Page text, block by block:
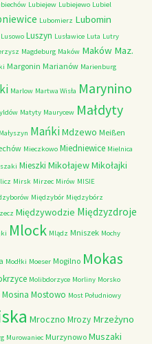
Lubiejew Lubiejewo Lubiel
Lubomierz Lubomin
Lusowo Luszyn Lusławice Luta Lutry
Magdeburg Maków Maków Maz.
Margonin Marianów Marienburg
Marlow Martwa Wisła Marynino
Matyty Maurycew Małdyty
Małyszyn MańkiMdzewo Meißen
Mieczkowo Miedniewice Mielnica
Mieszki MikołajewMikołajki
Mirsk Mirzec Mirów MISIE
Międzybór Międzybórz
Międzywodzie Międzyzdroje
Mlock Mlądz Mniszek Mochy
Modłki Moeser Mogilno Mokas
Molibdorzyce Morliny Morsko
Mosina Mostowo Most Południowy
Mroczno Mrozy Mrzeżyno
Murowaniec Murzynowo Muszaki